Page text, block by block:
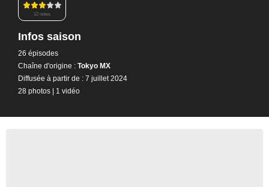
12 notes
Infos saison
26 épisodes
Chaîne d'origine : Tokyo MX
Diffusée à partir de : 7 juillet 2024
28 photos | 1 vidéo